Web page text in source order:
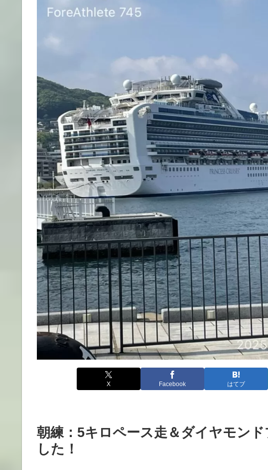
X Facebook はてブ
朝練：5キロペース走＆ダイヤモン
した！